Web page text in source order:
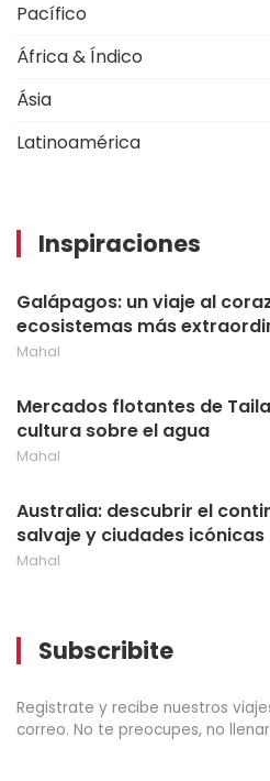
Pacífico
África & Índico
Ásia
Latinoamérica
Inspiraciones
Galápagos: un viaje al
ecosistemas más
Mahal
Mercados flotantes de
cultura sobre el agua
Mahal
Australia: descubrir el
salvaje y ciudades icónicas
Mahal
Subscribite
Registrate y recibe nuestros
correo. No te preocupes, no